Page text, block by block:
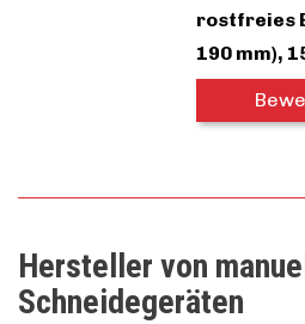
rostfreies
190 mm),
Hersteller von
Schneidegeräten